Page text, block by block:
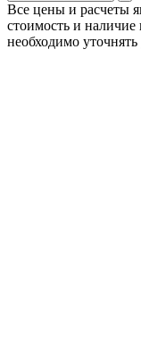
Все цены и расчеты
стоимость и наличие
необходимо